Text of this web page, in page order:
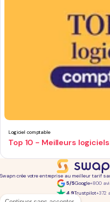
Logiciel comptable
Top 10 - Meilleurs
Swapn crée votre entreprise au meilleur tarif
5/5Google+800
4,9Trustpilot+372
01 76 31 04 86